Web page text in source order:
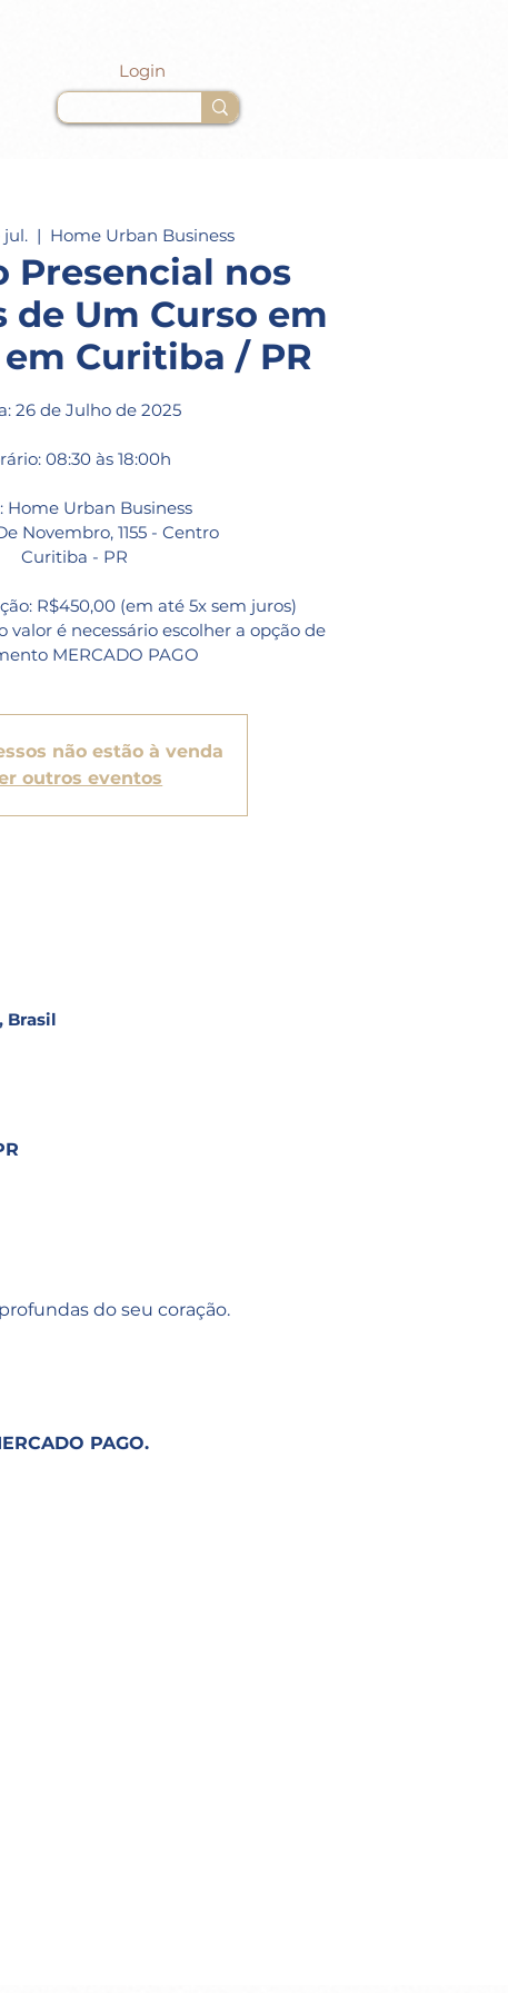
Login
jul.
  |
Home Urban Business
Presencial nos
de Um Curso em
Curitiba / PR
26 de Julho de 2025
08:30 às 18:00h
Home Urban Business
Novembro, 1155 - Centro
Curitiba - PR
R$450,00 (em até 5x sem juros)
valor é necessário escolher a opção de
não estão à venda
outros eventos
Brasil
do seu coração.
PAGO.